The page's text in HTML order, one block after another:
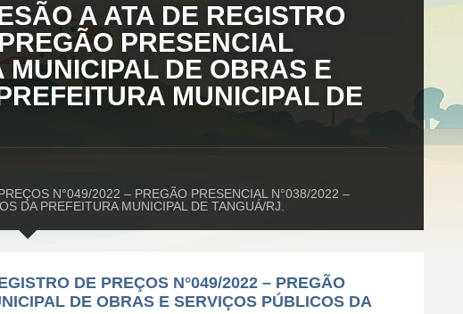
A ATA DE REGISTRO
PRESENCIAL
MUNICIPAL DE OBRAS E
MUNICIPAL DE
N°049/2022 – PREGÃO PRESENCIAL N°038/2022 –
DA PREFEITURA MUNICIPAL DE TANGUÁ/RJ.
DE PREÇOS N°049/2022 – PREGÃO
DE OBRAS E SERVIÇOS PÚBLICOS DA